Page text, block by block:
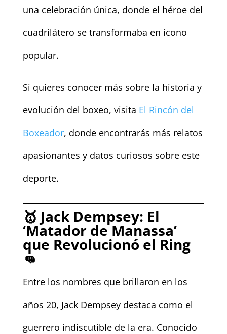
una celebración única, donde el héroe del
cuadrilátero se transformaba en ícono
popular.
Si quieres conocer más sobre la historia y
evolución del boxeo, visita El Rincón del
Boxeador, donde encontrarás más relatos
apasionantes y datos curiosos sobre este
deporte.
🥇 Jack Dempsey: El
‘Matador de Manassa’
que Revolucionó el Ring
👊
Entre los nombres que brillaron en los
años 20, Jack Dempsey destaca como el
guerrero indiscutible de la era. Conocido